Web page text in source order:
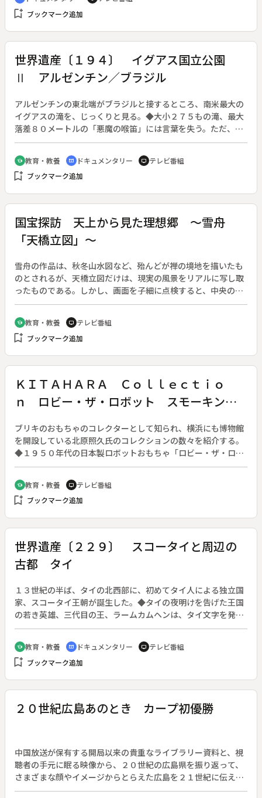
通じて、黒人の身体の美しさと差別を跳ね返す強く明るい精神
にひかれた麻弓さんは、やがて黒人男性と結婚してアメリカの
め大手企業を辞め、風俗店で資金を稼いで渡米。しかし再会し
た恋人と破局、次に知り合って結婚した相手は、実はギャング
だった。
bookmark_add ブックマーク追加
世界遺産〔１９４〕 イグアス国立公園
Ⅱ アルゼンチン／ブラジル
アルゼンチンの東北端がブラジルと接するところ、南米最大の
イグアスの滝を、じっくりと見る。◆大小２７５もの滝、最大
落差８０メートルの「悪魔の喉笛」には言葉を失う。ただ、ご
うごうと落ち続ける水としぶきに、我を忘れて見入るのみ。し
かし滝の裏には、オオムジアマツバメが棲み、飛んで帰ってく
ると、岩盤につかまって過ごす。打ちのめす水に耐える様は、
修行僧のようだ。◆滝の飛沫が森を潤し、蝶の楽園になってい
立公園
school 教育・教養 cinematic_blur ドキュメンタリー tv テレビ番組
bookmark_add ブックマーク追加
国宝探訪 天上から見た理想郷 ～雪舟
「天橋立図」～
雪舟の作品は、秋冬山水図など、殆んどが禅の境地を描いたも
のとされるが、天橋立図だけは、現実の風景をリアルに写し取
ったものである。しかし、画面を子細に点検すると、中央の部
分は大胆な俯瞰の構図で、多くの寺や神社、民家などを丹念に
描きこんだ平和な理想郷の様子であり、下部は一転、水平の目
線で、反対側の山並みや信仰の対象である小島二つを、実景を
逆転させて巧みに取り込んでいる。５００年前、応仁の戦乱を
る。◆天橋立図 雪舟筆【国宝】（京都国立博物館蔵）
school 教育・教養 tv テレビ番組
bookmark_add ブックマーク追加
ＫＩＴＡＨＡＲＡ Ｃｏｌｌｅｃｔｉｏ
ｎ ロビー・ザ・ロボット スモーキング
ブリキのおもちゃのコレクターとして知られ、横浜にも博物館
を開設している北原照久氏のコレクションの数々を紹介する。
◆１９５０年代の日本製ロボットおもちゃ「ロビー・ザ・ロボ
ット」「スモーキングロボット」を紹介する。
school 教育・教養 tv テレビ番組
bookmark_add ブックマーク追加
世界遺産〔２２９〕 スコータイと周辺の
古都 タイ
１３世紀の半ば、タイの北西部に、初めてタイ人による独立国
家、スコータイ王朝が誕生した。◆タイの夜明けを告げた王国
の若き英雄、三代目の王、ラームカムヘンは、タイ文字を発明
し、初めて治水事業を行うなど、国力の発展に力を尽くした。
◆王国は、クメールのヒンドゥー文化などの影響を受けなが
ら、スコータイ独得の、絢爛たる仏教芸術の華を咲かせた。◆
実質わずか百数十年の王朝であったが、それは、タイ文化の基
タイと周辺の古都、シー・サッチャナーライ遺跡、カンペー
ン・ペット遺跡
school 教育・教養 cinematic_blur ドキュメンタリー tv テレビ番組
bookmark_add ブックマーク追加
２０世紀広島あのとき カープ初優勝
中国放送が保有する開局以来の貴重なライブラリー資料と、視
聴者の手元に眠る映像から、２０世紀の広島県を振り返って、
さまざまな顔やイメージからとらえた広島を２１世紀に伝え
る。◆この回は「カープ初優勝」。